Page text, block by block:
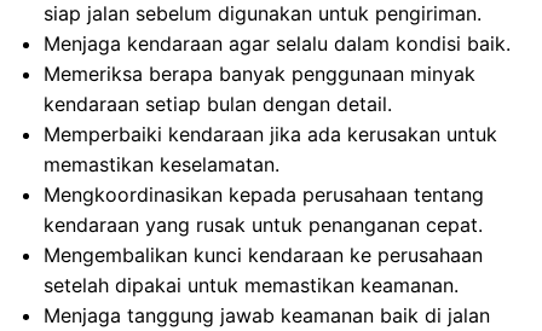
siap jalan sebelum digunakan untuk pengiriman.
Menjaga kendaraan agar selalu dalam kondisi baik.
Memeriksa berapa banyak penggunaan minyak
kendaraan setiap bulan dengan detail.
Memperbaiki kendaraan jika ada kerusakan untuk
memastikan keselamatan.
Mengkoordinasikan kepada perusahaan tentang
kendaraan yang rusak untuk penanganan cepat.
Mengembalikan kunci kendaraan ke perusahaan
setelah dipakai untuk memastikan keamanan.
Menjaga tanggung jawab keamanan baik di jalan